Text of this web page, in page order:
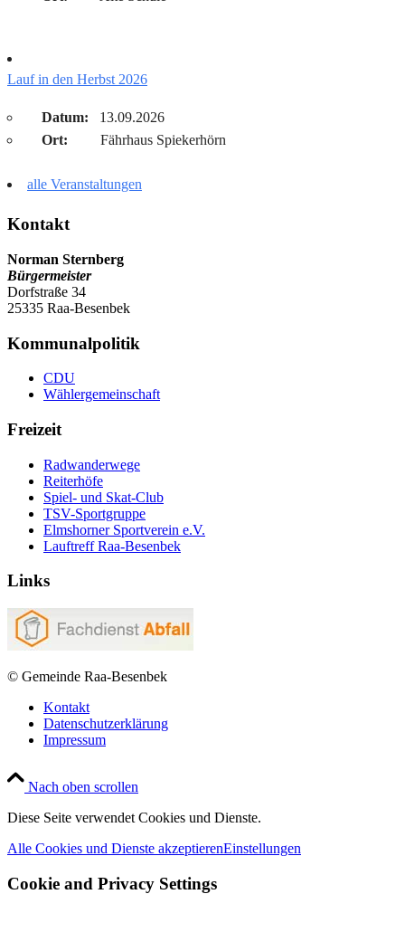
Lauf in den Herbst 2026
Datum:
13.09.2026
Ort:
Fährhaus Spiekerhörn
alle Veranstaltungen
Kontakt
Norman Sternberg
Bürgermeister
Dorfstraße 34
25335 Raa-Besenbek
Kommunalpolitik
CDU
Wählergemeinschaft
Freizeit
Radwanderwege
Reiterhöfe
Spiel- und Skat-Club
TSV-Sportgruppe
Elmshorner Sportverein e.V.
Lauftreff Raa-Besenbek
Links
© Gemeinde Raa-Besenbek
Kontakt
Datenschutzerklärung
Impressum
Nach oben scrollen
Diese Seite verwendet Cookies und Dienste.
Alle Cookies und Dienste akzeptierenEinstellungen
Cookie and Privacy Settings